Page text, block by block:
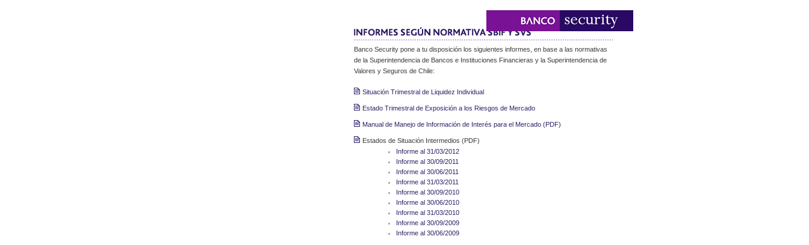
Banco Security pone a tu disposición los siguientes informes, en base a las normativas
de la Superintendencia de Bancos e Instituciones Financieras y la Superintendencia de
Valores y Seguros de Chile:
Situación Trimestral de Liquidez Individual
Estado Trimestral de Exposición a los Riesgos de Mercado
Manual de Manejo de Información de Interés para el Mercado (PDF)
Estados de Situación Intermedios (PDF)
Informe al 31/03/2012
Informe al 30/09/2011
Informe al 30/06/2011
Informe al 31/03/2011
Informe al 30/09/2010
Informe al 30/06/2010
Informe al 31/03/2010
Informe al 30/09/2009
Informe al 30/06/2009